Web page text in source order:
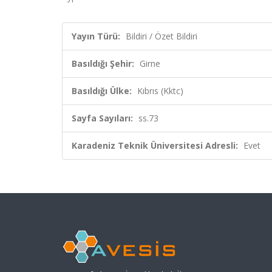
Yayın Türü: Bildiri / Özet Bildiri
Basıldığı Şehir: Girne
Basıldığı Ülke: Kıbrıs (Kktc)
Sayfa Sayıları: ss.73
Karadeniz Teknik Üniversitesi Adresli: Evet